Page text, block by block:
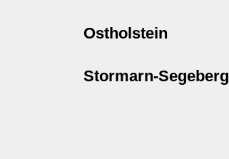
Ostholstein
Stormarn-Segeberg